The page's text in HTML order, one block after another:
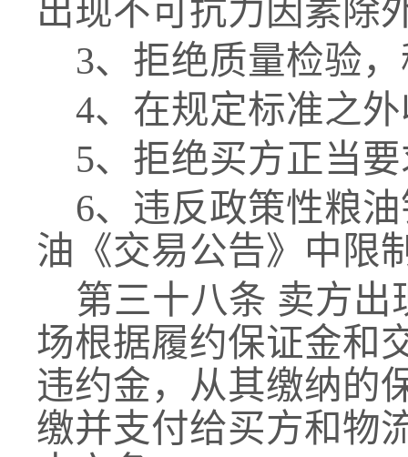
出现不可抗力因素除
3、拒绝质量检验
4、在规定标准之
5、拒绝买方正当
6、违反政策性粮油
油《交易公告》中限
第三十八条 卖方出
场根据履约保证金和
违约金，从其缴纳的
缴并支付给买方和物